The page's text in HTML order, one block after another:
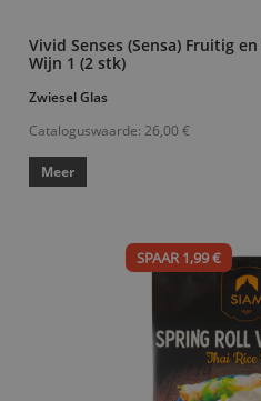
Vivid Senses (Sensa) Fruitig
Wijn 1 (2 stk)
Zwiesel Glas
Cataloguswaarde: 26,00 €
Meer
SPAAR 1,99 €